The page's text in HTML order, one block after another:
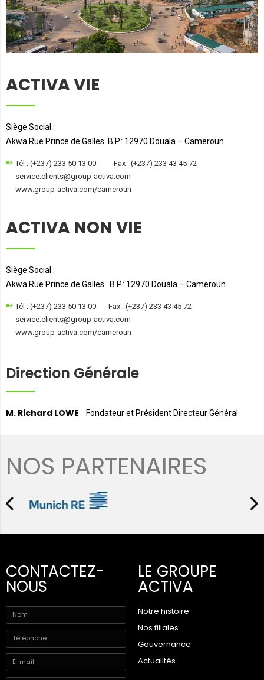
ACTIVA VIE
Siège Social :
Akwa Rue Prince de Galles B.P.: 12970 Douala – Cameroun
Tél : (+237) 233 50 13 00 Fax : (+237) 233 43 45 72
service.clients@group-activa.com
www.group-activa.com/cameroun
ACTIVA NON VIE
Siège Social :
Akwa Rue Prince de Galles B.P.: 12970 Douala – Cameroun
Tél : (+237) 233 50 13 00 Fax : (+237) 233 43 45 72
service.clients@group-activa.com
www.group-activa.com/cameroun
Direction Générale
M. Richard LOWE Fondateur et Président Directeur Général
NOS PARTENAIRES
CONTACTEZ-
NOUS
LE GROUPE
ACTIVA
Notre histoire
Nos filiales
Gouvernance
Actualités